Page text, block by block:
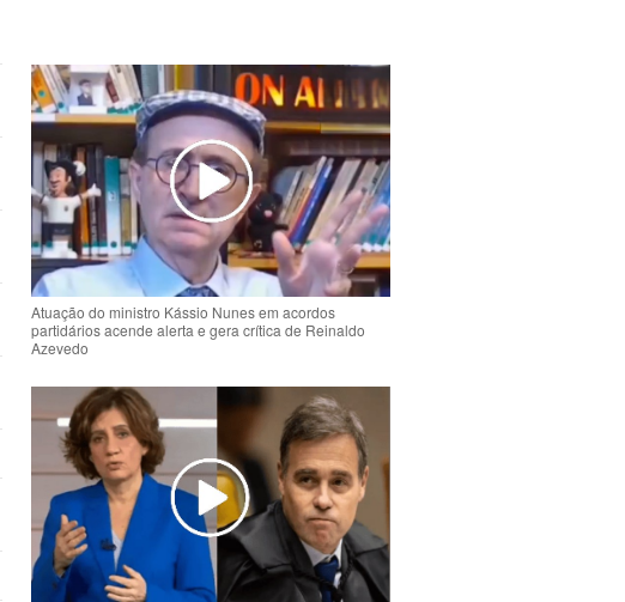
Atuação do ministro Kássio Nunes em acordos
partidários acende alerta e gera crítica de Reinaldo
Azevedo